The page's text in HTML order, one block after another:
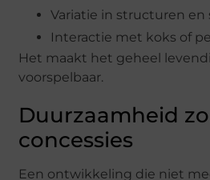
Variatie in structuren en
Interactie met koks of
Het maakt het geheel
voorspelbaar.
Duurzaamheid
concessies
Een ontwikkeling die niet